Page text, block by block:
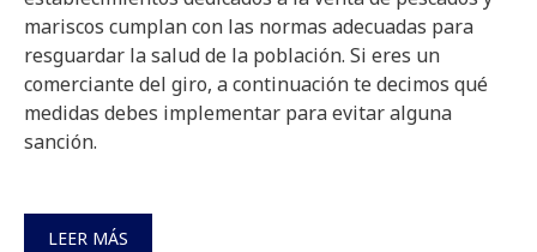
mariscos cumplan con las normas adecuadas para
resguardar la salud de la población. Si eres un
comerciante del giro, a continuación te decimos qué
medidas debes implementar para evitar alguna
sanción.
LEER MÁS